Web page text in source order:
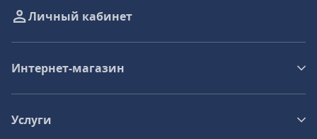
Личный кабинет
Интернет-магазин
Услуги